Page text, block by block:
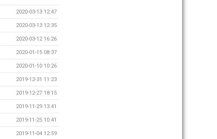
2020-03-13 12:47
2020-03-13 12:35
2020-03-12 16:26
2020-01-15 08:37
2020-01-10 10:26
2019-12-31 11:23
2019-12-27 18:15
2019-11-29 13:41
2019-11-25 10:41
2019-11-04 12:59